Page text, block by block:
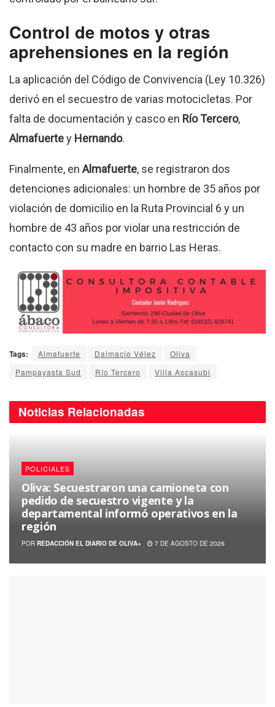
Control de motos y otras
aprehensiones en la región
La aplicación del Código de Convivencia (Ley 10.326)
derivó en el secuestro de varias motocicletas. Por
falta de documentación y casco en Río Tercero,
Almafuertey Hernando.
Finalmente, en Almafuerte, se registraron dos
detenciones adicionales: un hombre de 35 años por
violación de domicilio en la Ruta Provincial 6 y un
hombre de 43 años por violar una restricción de
contacto con su madre en barrio Las Heras.
Tags: Almafuerte Dalmacio Vélez
Oliva
Pampayasta Sud
Río Tercero Villa Ascasubi
Noticias Relacionadas
POLICIALES
Oliva: Secuestraron una camioneta con
pedido de secuestro vigente y la
departamental informó operativos en la
región
POR REDACCIÓN EL DIARIO DE OLIVA+ 7 DE AGOSTO DE 2026